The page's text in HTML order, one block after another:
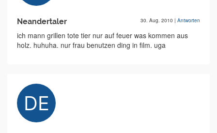
Neandertaler 30. Aug. 2010 | Antworten
ich mann grillen tote tier nur auf feuer was kommen aus
holz. huhuha. nur frau benutzen ding in film. uga